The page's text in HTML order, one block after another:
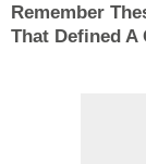
Remember
That Defined A